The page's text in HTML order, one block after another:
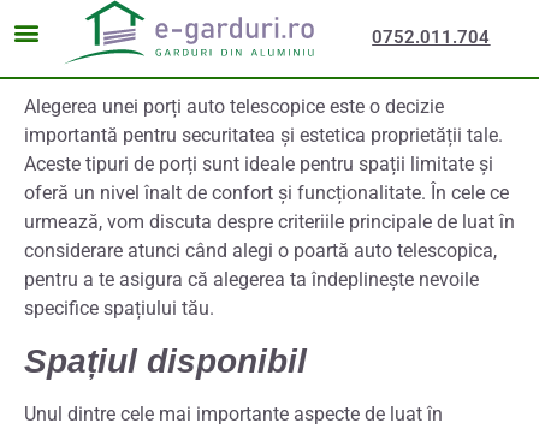
0752.011.704
Alegerea unei porți auto telescopice este o decizie
importantă pentru securitatea și estetica proprietății tale.
Aceste tipuri de porți sunt ideale pentru spații limitate și
oferă un nivel înalt de confort și funcționalitate. În cele ce
urmează, vom discuta despre criteriile principale de luat în
considerare atunci când alegi o poartă auto telescopica,
pentru a te asigura că alegerea ta îndeplinește nevoile
specifice spațiului tău.
Spațiul disponibil
Unul dintre cele mai importante aspecte de luat în